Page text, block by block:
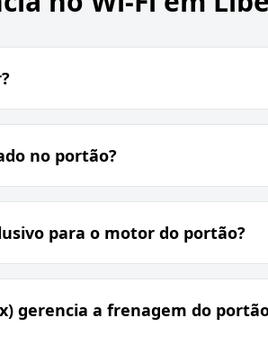
no portão?
para o motor do portão?
gerencia a frenagem do